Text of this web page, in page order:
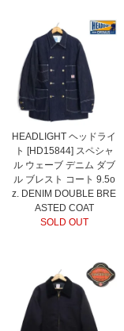
HEADLIGHT ヘッドライ
ト [HD15844] スペシャ
ル ウェーブ デニム ダブ
ル ブレスト コート 9.5o
z. DENIM DOUBLE BRE
ASTED COAT
SOLD OUT